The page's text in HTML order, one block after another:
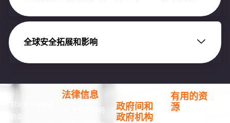
全球安全拓展和影响
法律信息
无障碍声明
政府间和
政府机构
有用的资
源